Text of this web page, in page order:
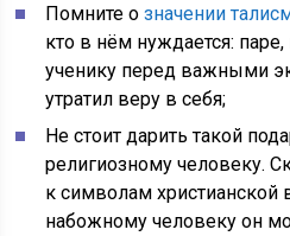
Помните означении
кто в нём нуждается: паре,
ученику перед важными
утратил веру в себя;
Не стоит дарить такой
религиозному человеку.
к символам христианской
набожному человеку он